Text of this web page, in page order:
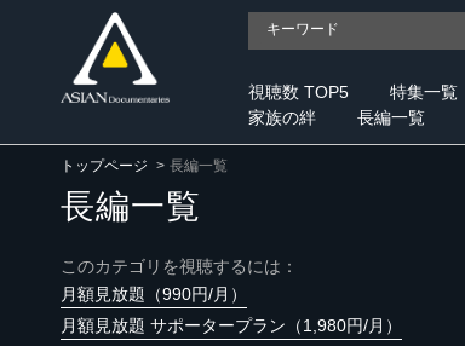
視聴数 TOP5 特集一覧
家族の絆
長編一覧
トップページ 長編一覧
長編一覧
このカテゴリを視聴するには：
月額見放題（990円/月）
月額見放題 サポータープラン（1,980円/月）